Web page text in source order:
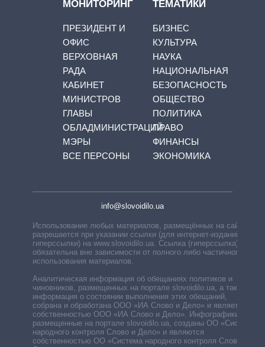
МОНИТОРИНГ
ПРЕЗИДЕНТ И
ОФИС
ВЕРХОВНАЯ
РАДА
КАБИНЕТ
МИНИСТРОВ
ГЛАВЫ
ОБЛАДМИНИСТРАЦИЙ
МЭРЫ
ВСЕ ПЕРСОНЫ
ТЕМАТИКИ
БИЗНЕС
КУЛЬТУРА
НАУКА
НАЦИОНАЛЬНАЯ
БЕЗОПАСНОСТЬ
ОБЩЕСТВО
ПОЛИТИКА
ПРАВО
ФИНАНСЫ
ЭКОНОМИКА
info@slovoidilo.ua
Использование любых материалов, размещённых на сайте,
разрешается при указании ссылки (для интернет-изданий —
гиперссылки) на www.slovoidilo.ua. Ссылка (гиперссылка)
обязательна вне зависимости от полного либо частичного
использования материалов.
Аналитическая информация об обещаниях политиков и
чиновников, размещенных на портале slovoidilo.ua, а также
информация о состоянии выполнения этих обещаний,
собрана и обработана ООО «ИА Слово и Дело» и является
собственностью ООО «ИА Слово и Дело». Инфографики,
размещенные на портале slovoidilo.ua, созданы ОО «Система
народного контроля Слово и Дело» и являются
собственностью ОО «Система народного контроля Слово и